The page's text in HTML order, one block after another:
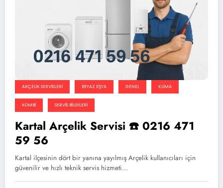
ARÇELIK SERVISLERI BEYAZ EŞYA GENEL KLIMA
KOMBI SERVIS BILGILERI
Kartal Arçelik Servisi ☎️ 0216 471
59 56
Kartal ilçesinin dört bir yanına yayılmış Arçelik kullanıcıları için
güvenilir ve hızlı teknik servis hizmeti…